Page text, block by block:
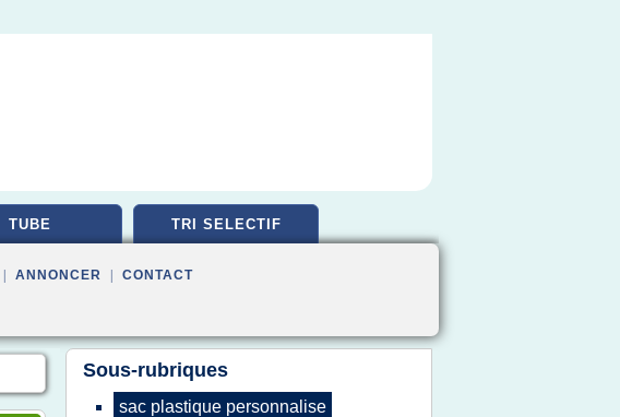
TUBE TRI SELECTIF
ANNONCER CONTACT
Sous-rubriques
sac plastique personnalise